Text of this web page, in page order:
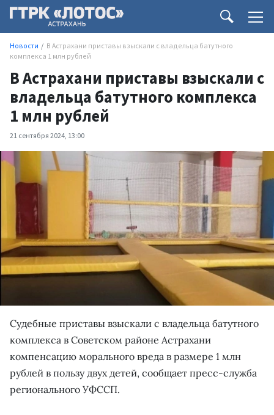
Новости
В Астрахани приставы взыскали с владельца батутного
комплекса 1 млн рублей
В Астрахани приставы взыскали с
владельца батутного комплекса
1 млн рублей
21 сентября 2024, 13:00
Судебные приставы взыскали с владельца батутного
комплекса в Советском районе Астрахани
компенсацию морального вреда в размере 1 млн
рублей в пользу двух детей, сообщает пресс-служба
регионального УФССП.